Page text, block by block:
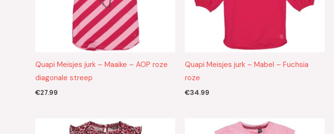
Quapi Meisjes jurk – Maaike – AOP roze
diagonale streep
€27.99
Quapi Meisjes jurk – Mabel – Fuchsia
roze
€34.99